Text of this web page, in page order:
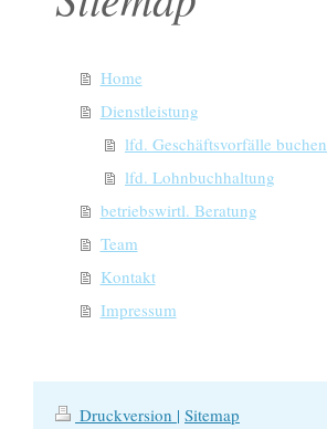
Home
Dienstleistung
lfd. Geschäftsvorfälle buchen
lfd. Lohnbuchhaltung
betriebswirtl. Beratung
Team
Kontakt
Impressum
Druckversion | Sitemap